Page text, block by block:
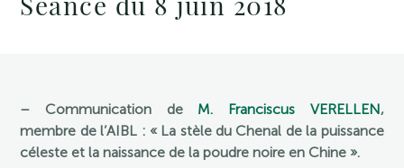
– Communication de M. Franciscus VERELLEN,
membre de l’AIBL : « La stèle du Chenal de la puissance
céleste et la naissance de la poudre noire en Chine ».